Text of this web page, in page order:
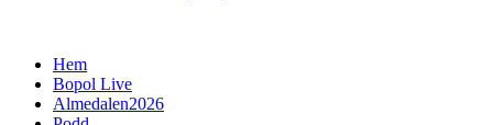
Hem
Bopol Live
Almedalen2026